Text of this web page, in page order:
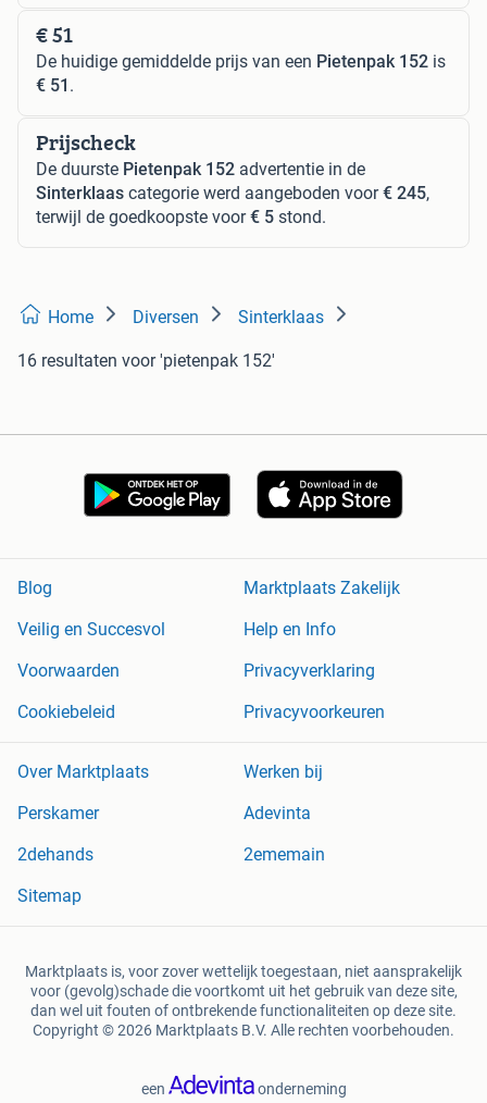
€ 51
De huidige gemiddelde prijs van een Pietenpak 152 is
€ 51 .
Prijscheck
De duurste Pietenpak 152 advertentie in de
Sinterklaas categorie werd aangeboden voor€ 245,
terwijl de goedkoopste voor€ 5 stond.
Home Diversen Sinterklaas
16 resultaten voor 'pietenpak 152'
Blog
Marktplaats Zakelijk
Veilig en Succesvol
Help en Info
Voorwaarden
Privacyverklaring
Cookiebeleid
Privacyvoorkeuren
Over Marktplaats
Werken bij
Perskamer
Adevinta
2dehands
2ememain
Sitemap
Marktplaats is, voor zover wettelijk toegestaan, niet aansprakelijk
voor (gevolg)schade die voortkomt uit het gebruik van deze site,
dan wel uit fouten of ontbrekende functionaliteiten op deze site.
Copyright © 2026 Marktplaats B.V. Alle rechten voorbehouden.
een onderneming